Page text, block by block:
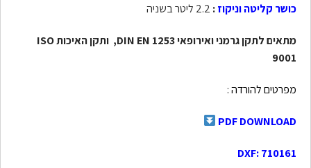
כושר קליטה וניקוז:
מתאים לתקן גרמני ואירופאי DIN EN 1253, ותקן האיכות ISO
9001
מפרטים להורדה :
PDF DOWNLOAD
DXF: 710161